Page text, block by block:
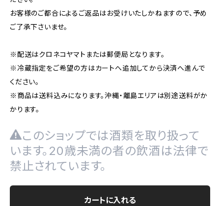
お客様のご都合によるご返品はお受けいたしかねますので、予め
ご了承下さいませ。
※配送はクロネコヤマトまたは郵便局となります。
※冷蔵指定をご希望の方はカートへ追加してから決済へ進んで
ください。
※商品は送料込みになります。沖縄・離島エリアは別途送料がか
かります。
このショップでは酒類を取り扱って
います。20歳未満の者の飲酒は法律で
禁止されています。
カートに入れる